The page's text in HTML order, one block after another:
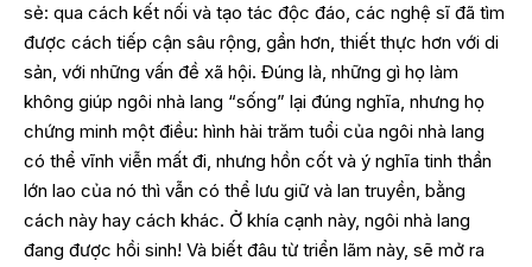
sẻ: qua cách kết nối và tạo tác độc đáo, các nghệ sĩ đã tìm
được cách tiếp cận sâu rộng, gần hơn, thiết thực hơn với di
sản, với những vấn đề xã hội. Đúng là, những gì họ làm
không giúp ngôi nhà lang “sống” lại đúng nghĩa, nhưng họ
chứng minh một điều: hình hài trăm tuổi của ngôi nhà lang
có thể vĩnh viễn mất đi, nhưng hồn cốt và ý nghĩa tinh thần
lớn lao của nó thì vẫn có thể lưu giữ và lan truyền, bằng
cách này hay cách khác. Ở khía cạnh này, ngôi nhà lang
đang được hồi sinh! Và biết đâu từ triển lãm này, sẽ mở ra